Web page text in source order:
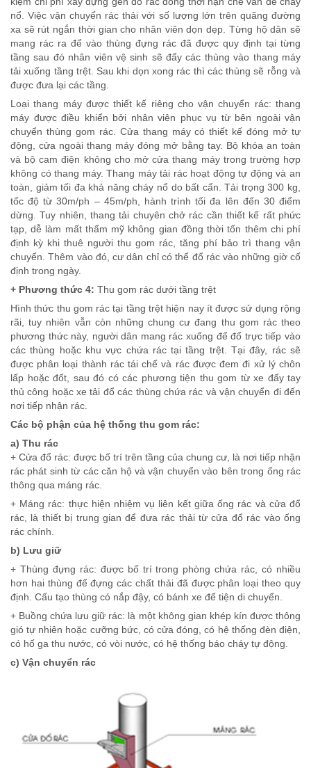
nổ. Việc vận chuyển rác thải với số lượng lớn trên quãng đường
xa sẽ rút ngắn thời gian cho nhân viên dọn dẹp. Từng hộ dân sẽ
mang rác ra để vào thùng đựng rác đã được quy định tại từng
tầng sau đó nhân viên vệ sinh sẽ đẩy các thùng vào thang máy
tải xuống tầng trệt. Sau khi dọn xong rác thì các thùng sẽ rỗng và
được đưa lại các tầng.
Loại thang máy được thiết kế riêng cho vận chuyển rác: thang
máy được điều khiển bởi nhân viên phục vụ từ bên ngoài vận
chuyển thùng gom rác. Cửa thang máy có thiết kế đóng mở tự
động, cửa ngoài thang máy đóng mở bằng tay. Bộ khóa an toàn
và bộ cam điện không cho mở cửa thang máy trong trường hợp
không có thang máy. Thang máy tải rác hoạt động tự động và an
toàn, giảm tối đa khả năng cháy nổ do bất cẩn. Tải trọng 300 kg,
tốc độ từ 30m/ph – 45m/ph, hành trình tối đa lên đến 30 điểm
dừng. Tuy nhiên, thang tải chuyên chở rác cần thiết kế rất phức
tạp, dễ làm mất thẩm mỹ không gian đồng thời tốn thêm chi phí
định kỳ khi thuê người thu gom rác, tăng phí bảo trì thang vận
chuyển. Thêm vào đó, cư dân chỉ có thể đổ rác vào những giờ cố
định trong ngày.
+ Phương thức 4: Thu gom rác dưới tầng trệt
Hình thức thu gom rác tại tầng trệt hiện nay ít được sử dụng rộng
rãi, tuy nhiên vẫn còn những chung cư đang thu gom rác theo
phương thức này, người dân mang rác xuống để đổ trực tiếp vào
các thùng hoặc khu vực chứa rác tại tầng trệt. Tại đây, rác sẽ
được phân loại thành rác tái chế và rác được đem đi xử lý chôn
lấp hoặc đốt, sau đó có các phương tiện thu gom từ xe đẩy tay
thủ công hoặc xe tải đổ các thùng chứa rác và vận chuyển đi đến
nơi tiếp nhận rác.
Các bộ phận của hệ thống thu gom rác:
a) Thu rác
+ Cửa đổ rác: được bố trí trên tầng của chung cư, là nơi tiếp nhận
rác phát sinh từ các căn hộ và vận chuyển vào bên trong ống rác
thông qua máng rác.
+ Máng rác: thực hiện nhiệm vụ liên kết giữa ống rác và cửa đổ
rác, là thiết bị trung gian để đưa rác thải từ cửa đổ rác vào ống
rác chính.
b) Lưu giữ
+ Thùng đựng rác: được bố trí trong phòng chứa rác, có nhiều
hơn hai thùng để đựng các chất thải đã được phân loại theo quy
định. Cấu tạo thùng có nắp đậy, có bánh xe để tiện di chuyển.
+ Buồng chứa lưu giữ rác: là một không gian khép kín được thông
gió tự nhiên hoặc cưỡng bức, có cửa đóng, có hệ thống đèn điện,
có hố ga thu nước, có vòi nước, có hệ thống báo cháy tự động.
c) Vận chuyển rác